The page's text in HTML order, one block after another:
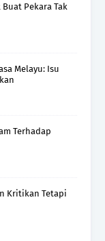
Buat Pekara Tak
Melayu: Isu
Terhadap
Kritikan Tetapi